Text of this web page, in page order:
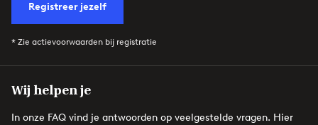
Registreer jezelf
* Zie actievoorwaarden bij registratie
Wij helpen je
In onze FAQ vind je antwoorden op veelgestelde vragen. Hier